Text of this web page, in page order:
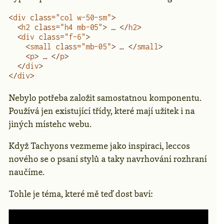
<div class="col w-50-sm">
  <
h2 class="h4 mb-05"> … </h2>
  <
div class="f-6">
    <
small class="mb-05"> … </small>
    <
p> … </p>
  </
div>
</div>
Nebylo potřeba založit samostatnou komponentu.
Používá jen existující třídy, které mají užitek i na
jiných místehc webu.
Když Tachyons vezmeme jako inspiraci, leccos
nového se o psaní stylů a taky navrhování rozhraní
naučíme.
Tohle je téma, které mě teď dost baví: